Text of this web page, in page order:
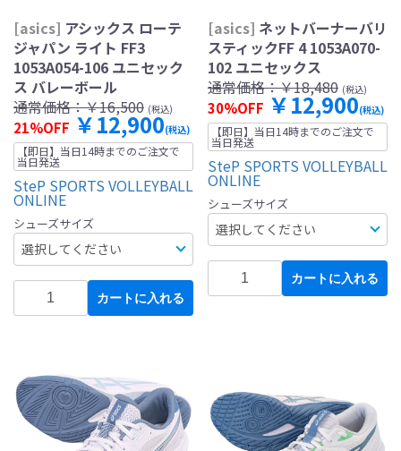
[asics] アシックス ローテ
ジャパン ライト FF3
1053A054-106 ユニセック
ス バレーボール
通常価格：￥16,500 (税込)
21%OFF ￥12,900(税込)
【即日】当日14時までのご注文で
当日発送
SteP SPORTS VOLLEYBALL
ONLINE
シューズサイズ
カートに入れる
[asics] ネットバーナーバリ
スティックFF 4 1053A070-
102 ユニセックス
通常価格：￥18,480 (税込)
30%OFF ￥12,900(税込)
【即日】当日14時までのご注文で
当日発送
SteP SPORTS VOLLEYBALL
ONLINE
シューズサイズ
カートに入れる